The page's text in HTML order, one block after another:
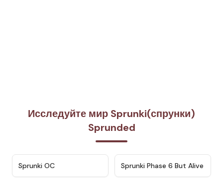
Исследуйте мир Sprunki(спрунки)
Sprunded
Sprunki OC ★ 4.9
Sprunki Phase 6 But Alive